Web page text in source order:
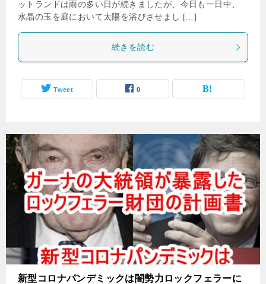
ットランドは雨の多い日が続きましたが、今日も一日中、
水晶の玉を庭において太陽を浴びさせまし […]
続きを読む
Tweet 0
新型コロナパンデミックは闇勢力ロックフェラーに